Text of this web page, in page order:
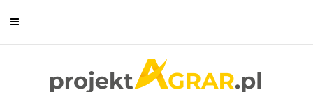
Chcesz być na bieżąco? Zostaw swój e-mail, a raz w tygodniu
prześlemy Ci nasze najlepsze artykuły!